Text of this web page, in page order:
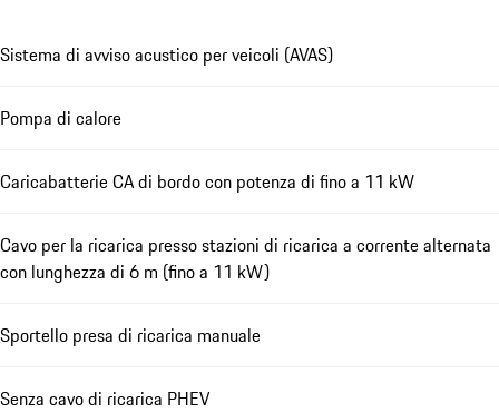
Sistema di avviso acustico per veicoli (AVAS)
Pompa di calore
Caricabatterie CA di bordo con potenza di fino a 11 kW
Cavo per la ricarica presso stazioni di ricarica a corrente alternata
con lunghezza di 6 m (fino a 11 kW)
Sportello presa di ricarica manuale
Senza cavo di ricarica PHEV